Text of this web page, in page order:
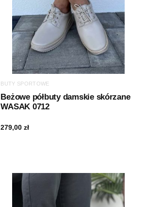
BUTY SPORTOWE
Beżowe półbuty damskie skórzane
WASAK 0712
279,00zł